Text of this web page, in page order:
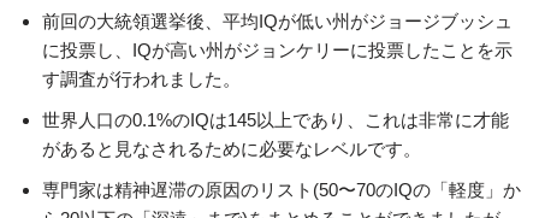
前回の大統領選挙後、平均IQが低い州がジョージブッシュ
に投票し、IQが高い州がジョンケリーに投票したことを示
す調査が行われました。
世界人口の0.1%のIQは145以上であり、これは非常に才能
があると見なされるために必要なレベルです。
専門家は精神遅滞の原因のリスト(50〜70のIQの「軽度」か